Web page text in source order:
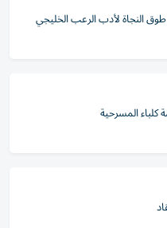
النجاة لأدب الرعب الخليجي
المسرحية